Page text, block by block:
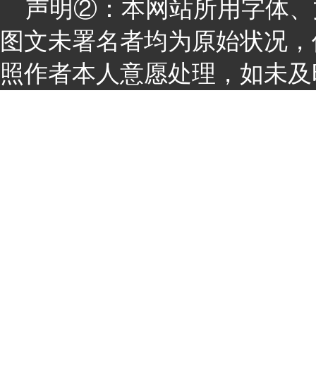
声明②：本网站所用字体、
图文未署名者均为原始状况
照作者本人意愿处理，如未